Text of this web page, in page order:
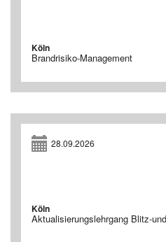
Köln
Brandrisiko-Management
28.09.2026
Köln
Aktualisierungslehrgang Blitz-